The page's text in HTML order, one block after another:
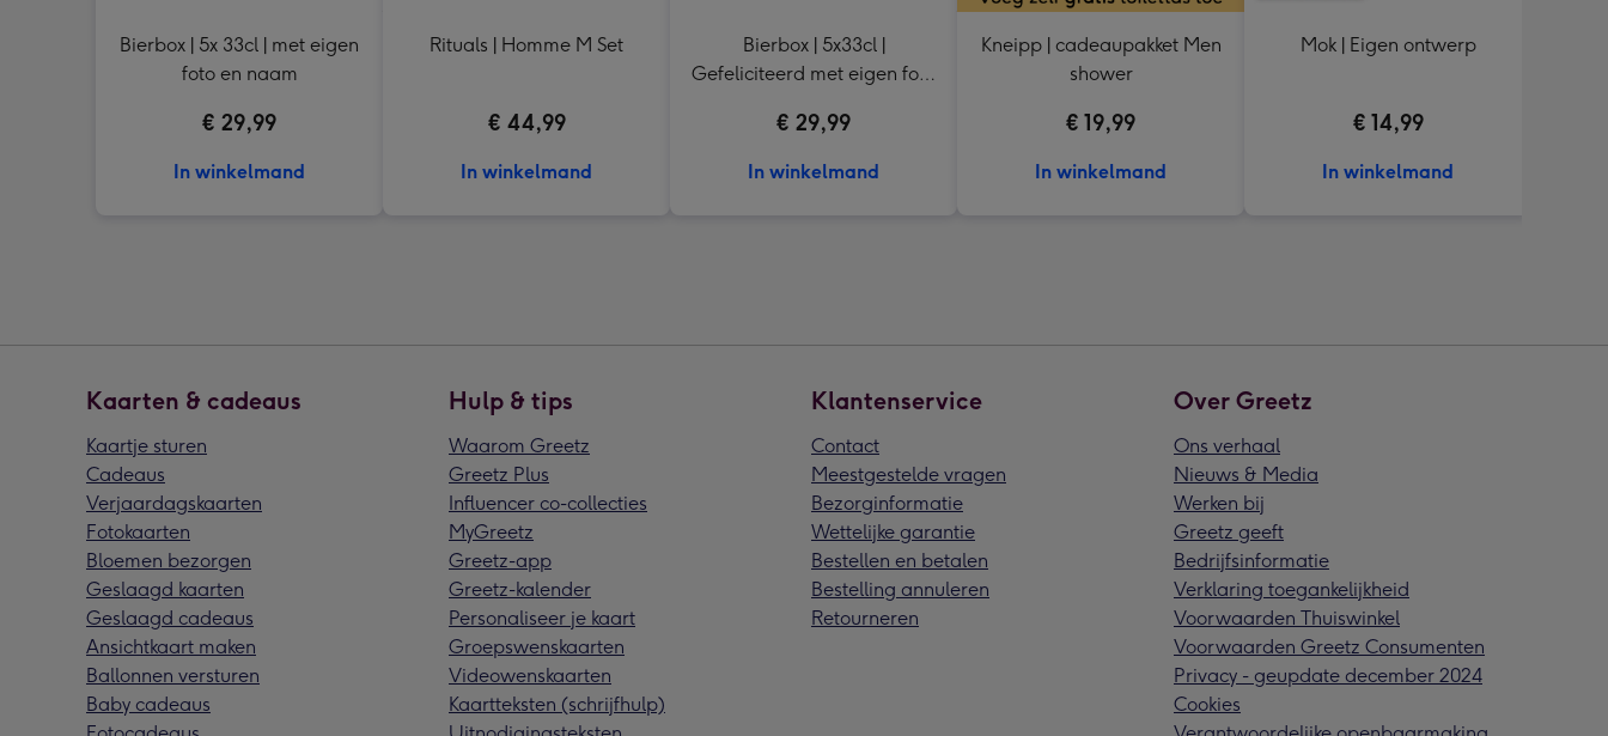
Bierbox | 5x 33cl | met eigen
foto en naam
€ 29,99
In winkelmand
Rituals | Homme M Set
€ 44,99
In winkelmand
Bierbox | 5x33cl |
Gefeliciteerd met eigen foto
€ 29,99
In winkelmand
Kneipp | cadeaupakket Men
shower
€ 19,99
In winkelmand
Mok | Eigen ontwerp
€ 14,99
In winkelmand
Kaarten & cadeaus
Kaartje sturen
Cadeaus
Verjaardagskaarten
Fotokaarten
Bloemen bezorgen
Geslaagd kaarten
Geslaagd cadeaus
Ansichtkaart maken
Ballonnen versturen
Baby cadeaus
Hulp & tips
Waarom Greetz
Greetz Plus
Influencer co-collecties
MyGreetz
Greetz-app
Greetz-kalender
Personaliseer je kaart
Groepswenskaarten
Videowenskaarten
Kaartteksten (schrijfhulp)
Klantenservice
Contact
Meestgestelde vragen
Bezorginformatie
Wettelijke garantie
Bestellen en betalen
Bestelling annuleren
Retourneren
Over Greetz
Ons verhaal
Nieuws & Media
Werken bij
Greetz geeft
Bedrijfsinformatie
Verklaring toegankelijkheid
Voorwaarden Thuiswinkel
Voorwaarden Greetz Consumenten
Privacy - geupdate december 2024
Cookies